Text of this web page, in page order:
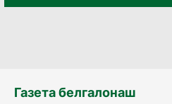
Газета белгалонаш